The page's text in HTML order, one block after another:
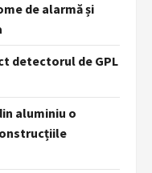
de alarmă și
detectorul de GPL
aluminiu o